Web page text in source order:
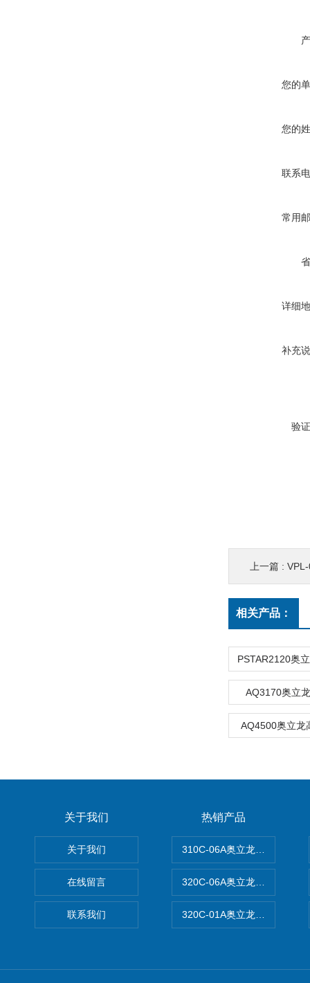
您的
您的
联系
常用
详细
补充
验
上一篇 :
相关产品：
AQ3170奥立
AQ4500奥立龙
关于我们
关于我们
在线留言
联系我们
热销产品
310C-06A奥立龙实验室台式
320C-06A奥立龙实验室便携
320C-01A奥立龙实验室便携